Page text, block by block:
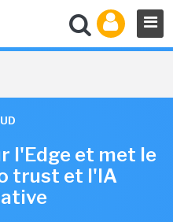
l'Edge et met le
trust et l'IA